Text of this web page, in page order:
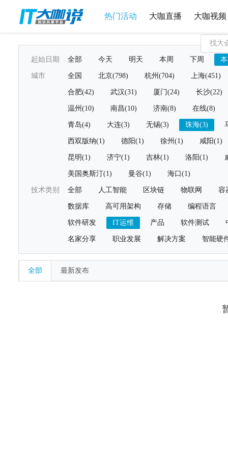
热门活动 大咖直播 大咖视频
起始日期 全部 今天 明天 本周 下周
城市 全国 北京(798) 杭州(704) 上海(451)
合肥(42) 武汉(31) 厦门(24) 长沙(22)
温州(10) 南昌(10) 济南(8) 在线(8)
青岛(4) 大连(3) 无锡(3) 珠海(3)
西双版纳(1) 德阳(1) 徐州(1) 咸阳(1)
昆明(1) 济宁(1) 吉林(1) 洛阳(1)
美国奥斯汀(1) 曼谷(1) 海口(1)
技术类别 全部 人工智能 区块链 物联网 容
数据库 高可用架构 存储 编程语言
软件研发 IT运维 产品 软件测试
名家分享 职业发展 解决方案 智能硬
全部 最新发布